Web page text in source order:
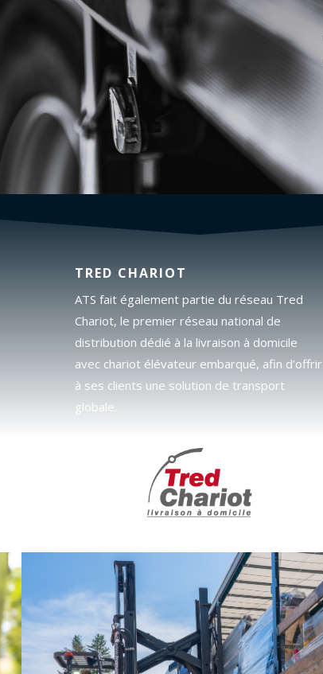
TRED CHARIOT
ATS fait également partie du réseau Tred
Chariot, le premier réseau national de
distribution dédié à la livraison à domicile
avec chariot élévateur embarqué, afin d’offrir
à ses clients une solution de transport
globale.